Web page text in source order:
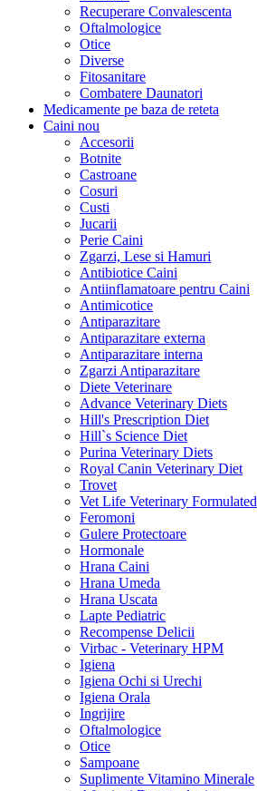
Recuperare Convalescenta
Oftalmologice
Otice
Diverse
Fitosanitare
Combatere Daunatori
Medicamente pe baza de reteta
Caini nou
Accesorii
Botnite
Castroane
Cosuri
Custi
Jucarii
Perie Caini
Zgarzi, Lese si Hamuri
Antibiotice Caini
Antiinflamatoare pentru Caini
Antimicotice
Antiparazitare
Antiparazitare externa
Antiparazitare interna
Zgarzi Antiparazitare
Diete Veterinare
Advance Veterinary Diets
Hill's Prescription Diet
Hill`s Science Diet
Purina Veterinary Diets
Royal Canin Veterinary Diet
Trovet
Vet Life Veterinary Formulated
Feromoni
Gulere Protectoare
Hormonale
Hrana Caini
Hrana Umeda
Hrana Uscata
Lapte Pediatric
Recompense Delicii
Virbac - Veterinary HPM
Igiena
Igiena Ochi si Urechi
Igiena Orala
Ingrijire
Oftalmologice
Otice
Sampoane
Suplimente Vitamino Minerale